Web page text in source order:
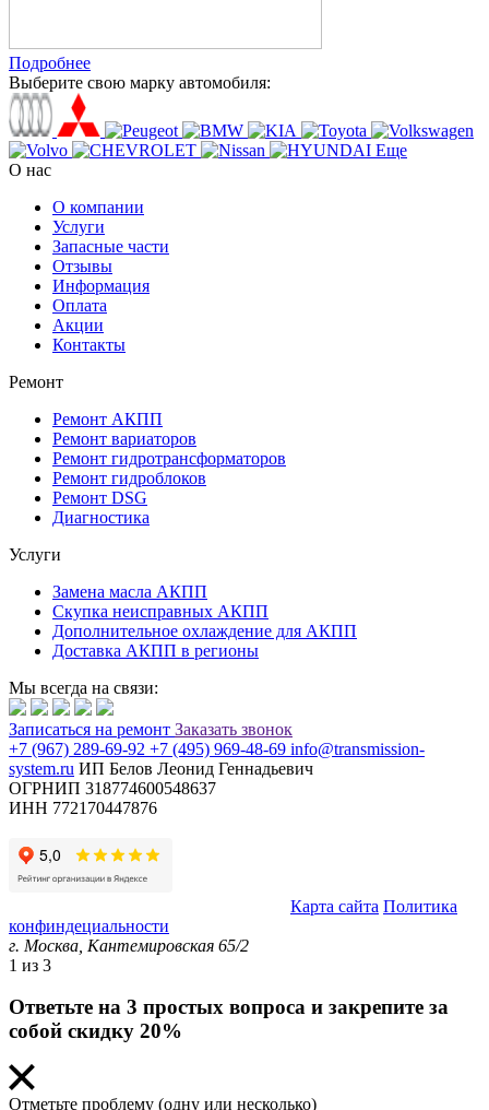
Подробнее
Выберите свою марку автомобиля:
Еще
О нас
О компании
Услуги
Запасные части
Отзывы
Информация
Оплата
Акции
Контакты
Ремонт
Ремонт АКПП
Ремонт вариаторов
Ремонт гидротрансформаторов
Ремонт гидроблоков
Ремонт DSG
Диагностика
Услуги
Замена масла АКПП
Скупка неисправных АКПП
Дополнительное охлаждение для АКПП
Доставка АКПП в регионы
Мы всегда на связи:
Записаться на ремонт Заказать звонок
+7 (967) 289-69-92 +7 (495) 969-48-69 info@transmission-
system.ru ИП Белов Леонид Геннадьевич
ОГРНИП 318774600548637
ИНН 772170447876
Карта сайта Политика
конфиндециальности
г. Москва, Кантемировская 65/2
1 из 3
Ответьте на 3 простых вопроса и закрепите за
собой скидку 20%
Отметьте проблему (одну или несколько)